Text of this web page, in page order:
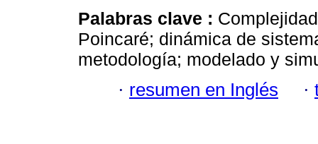
Palabras clave :
Poincaré; dinámica de
metodología; modelado y
· resumen en Inglés ·